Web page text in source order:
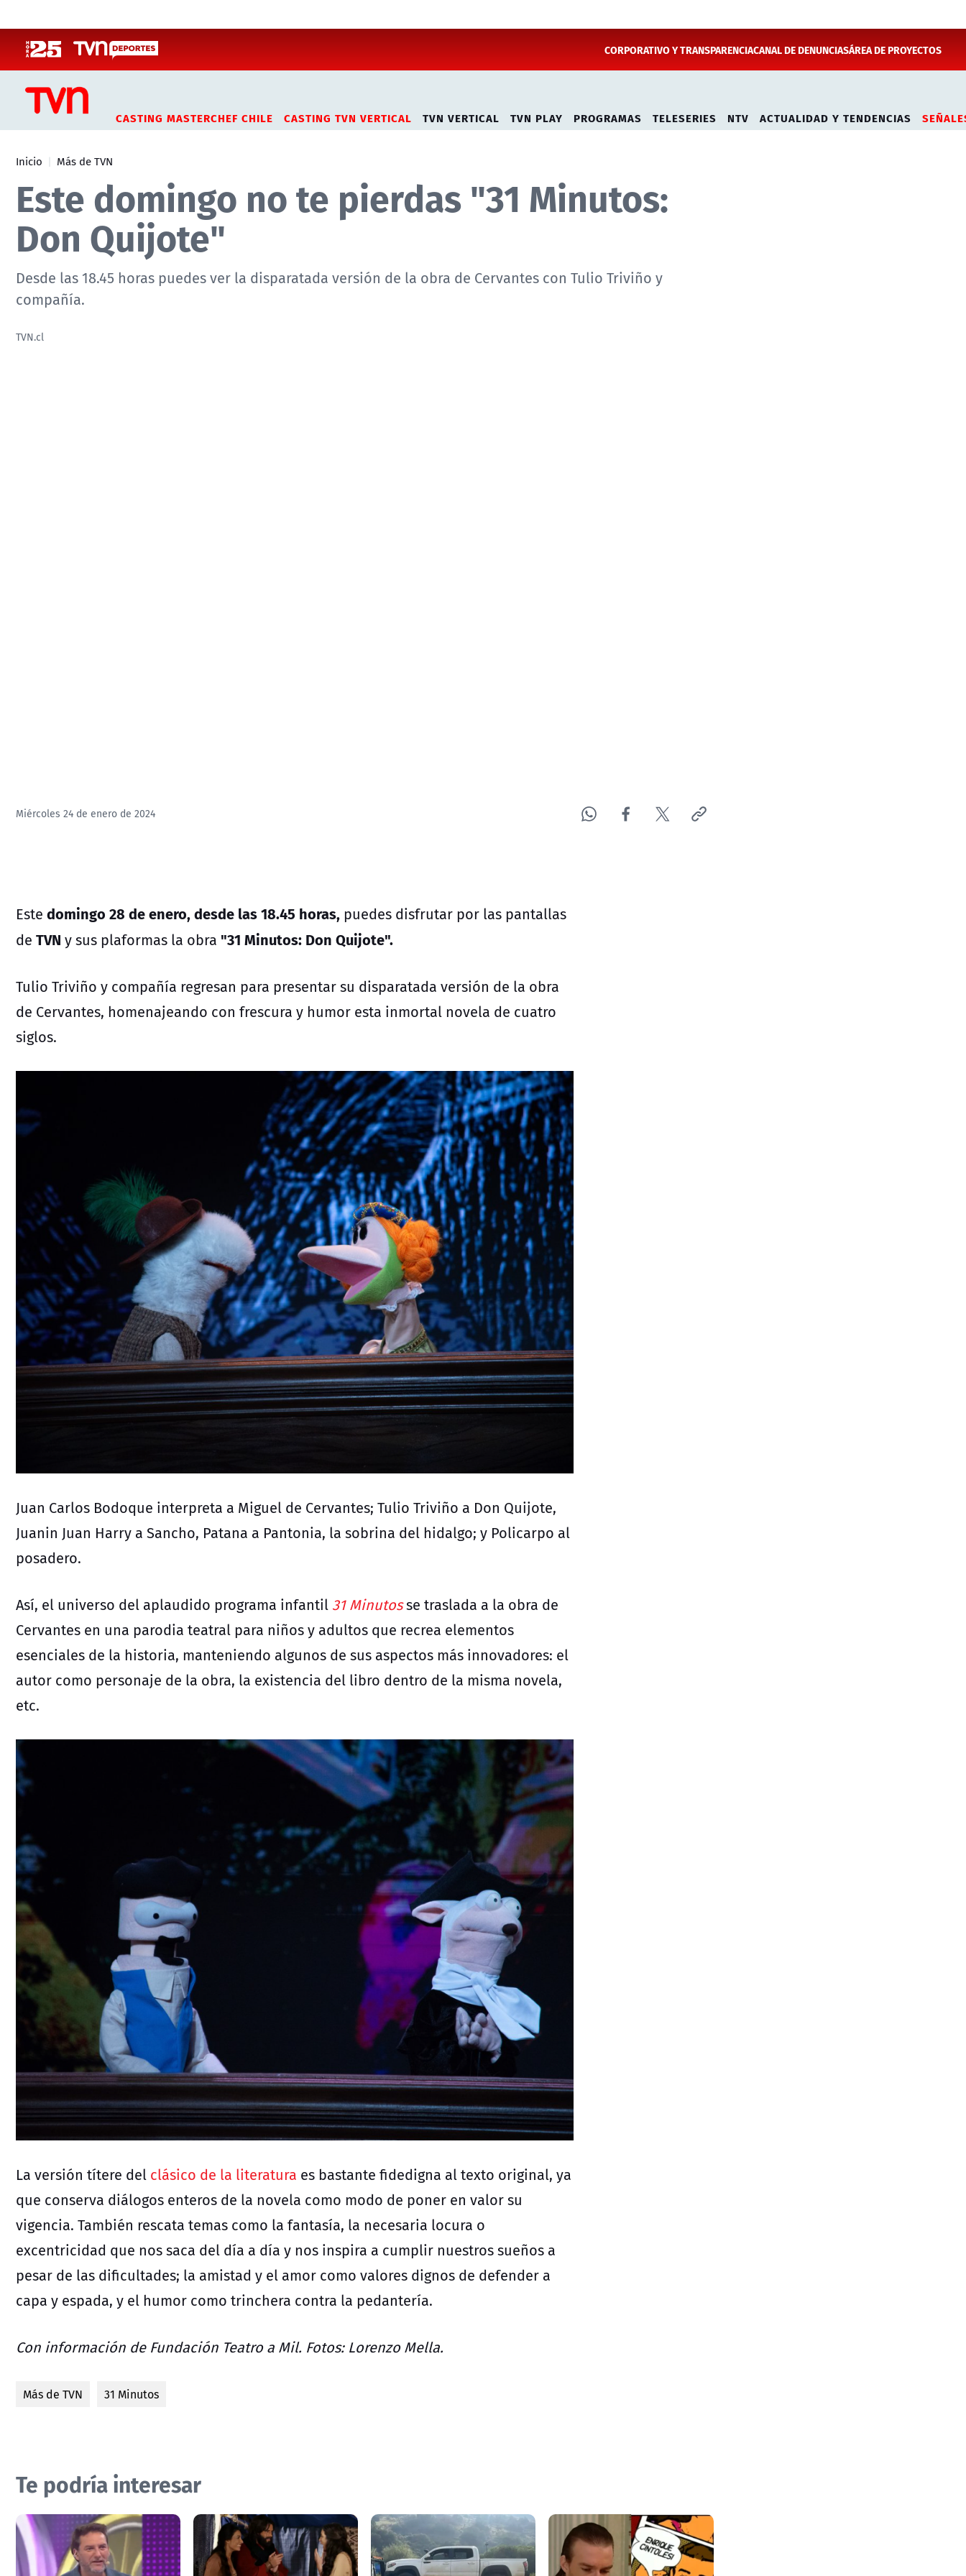
CORPORATIVO Y TRANSPARENCIACANAL DE DENUNCIASÁREA DE PROYECTOS
CASTING MASTERCHEF CHILE CASTING TVN VERTICAL TVN VERTICAL TVN PLAY PROGRAMAS TELESERIES NTV ACTUALIDAD Y TENDENCIAS
Inicio Más de TVN
Este domingo no te pierdas "31 Minutos:
Don Quijote"
Desde las 18.45 horas puedes ver la disparatada versión de la obra de Cervantes con Tulio Triviño y
compañía.
TVN.cl
Miércoles 24 de enero de 2024
Este domingo 28 de enero, desde las 18.45 horas, puedes disfrutar por las pantallas
de TVN y sus plaformas la obra "31 Minutos: Don Quijote".
Tulio Triviño y compañía regresan para presentar su disparatada versión de la obra
de Cervantes, homenajeando con frescura y humor esta inmortal novela de cuatro
siglos.
Juan Carlos Bodoque interpreta a Miguel de Cervantes; Tulio Triviño a Don Quijote,
Juanin Juan Harry a Sancho, Patana a Pantonia, la sobrina del hidalgo; y Policarpo al
posadero.
Así, el universo del aplaudido programa infantil 31 Minutosse traslada a la obra de
Cervantes en una parodia teatral para niños y adultos que recrea elementos
esenciales de la historia, manteniendo algunos de sus aspectos más innovadores: el
autor como personaje de la obra, la existencia del libro dentro de la misma novela,
etc.
La versión títere del clásico de la literatura es bastante fidedigna al texto original, ya
que conserva diálogos enteros de la novela como modo de poner en valor su
vigencia. También rescata temas como la fantasía, la necesaria locura o
excentricidad que nos saca del día a día y nos inspira a cumplir nuestros sueños a
pesar de las dificultades; la amistad y el amor como valores dignos de defender a
capa y espada, y el humor como trinchera contra la pedantería.
Con información de Fundación Teatro a Mil. Fotos: Lorenzo Mella.
Más de TVN 31 Minutos
Te podría interesar